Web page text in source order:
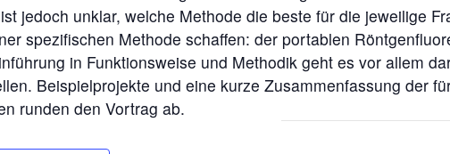
jedoch unklar, welche Methode die beste für die jeweilige
spezifischen Methode schaffen: der portablen
in Funktionsweise und Methodik geht es vor allem
Beispielprojekte und eine kurze Zusammenfassung der
runden den Vortrag ab.